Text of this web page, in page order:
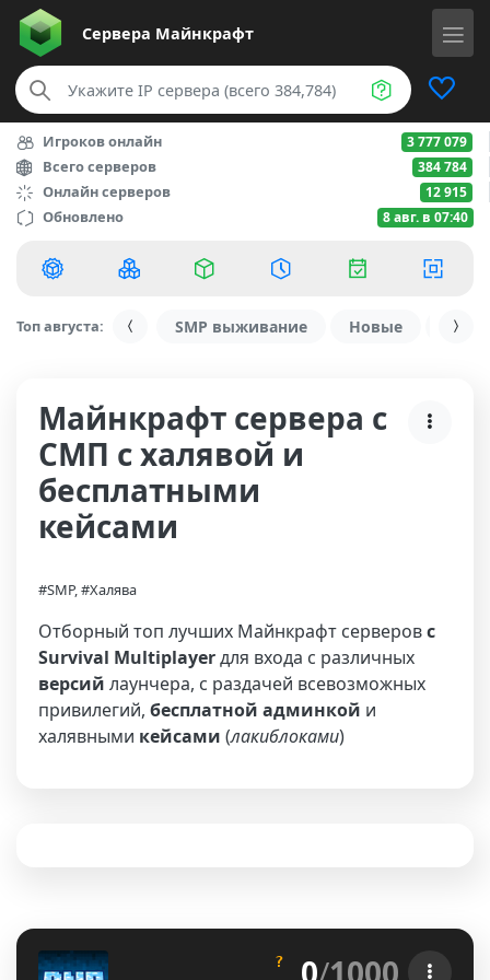
Сервера Майнкрафт
Игроков онлайн 3 777 079
Всего серверов 384 784
Онлайн серверов 12 915
Обновлено 8 авг. в 07:40
Топ августа: SMP выживание Новые С
Майнкрафт сервера с
СМП с халявой и
бесплатными
кейсами
#SMP, #Халява
Отборный топ лучших Майнкрафт серверовс
Survival Multiplayerдля входа с различных
версий лаунчера, с раздачей всевозможных
привилегий, бесплатной админкой и
халявными кейсами (лакиблоками)
? on erS MP • Vanilla+